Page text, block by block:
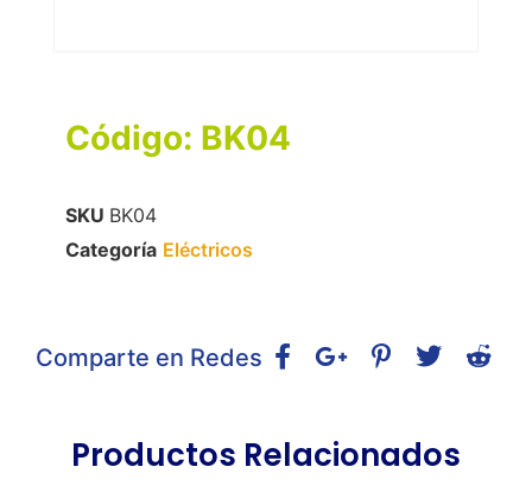
Código: BK04
SKU BK04
Categoría Eléctricos
Comparte en Redes
Productos Relacionados